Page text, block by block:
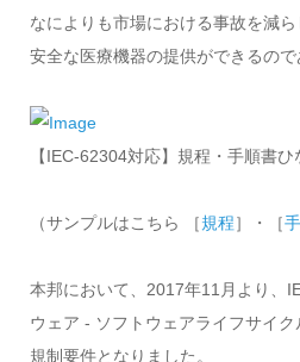
なによりも市場における事故を減
安全な医療機器の提供ができるので
【IEC-62304対応】規程・手順書
（サンプルはこちら ［規程］・［
本邦において、2017年11月より、
ウェア ‐ ソフトウェアライフサイ
規制要件となりました。